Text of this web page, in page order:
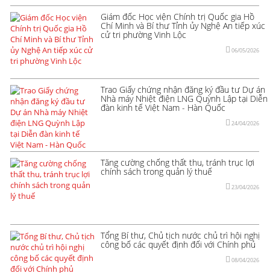
Giám đốc Học viện Chính trị Quốc gia Hồ
Chí Minh và Bí thư Tỉnh ủy Nghệ An tiếp xúc
cử tri phường Vinh Lộc
06/05/2026
Trao Giấy chứng nhận đăng ký đầu tư Dự án
Nhà máy Nhiệt điện LNG Quỳnh Lập tại Diễn
đàn kinh tế Việt Nam - Hàn Quốc
24/04/2026
Tăng cường chống thất thu, tránh trục lợi
chính sách trong quản lý thuế
23/04/2026
Tổng Bí thư, Chủ tịch nước chủ trì hội nghị
công bố các quyết định đối với Chính phủ
08/04/2026